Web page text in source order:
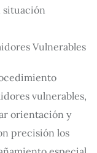
situación
Vulnerables
vulnerables,
orientación y
precisión los